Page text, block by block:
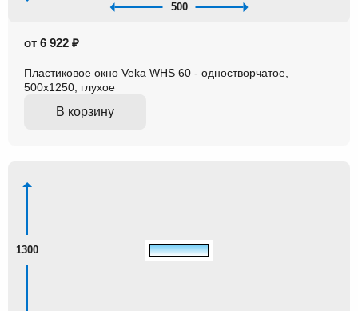
500
от 6 922 ₽
Пластиковое окно Veka WHS 60 - одностворчатое,
500x1250, глухое
В корзину
1300